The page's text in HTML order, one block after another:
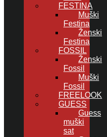
FESTINA
Muški
Festina
Ženski
Festina
FOSSIL
Ženski
Fossil
Muški
Fossil
FREELOOK
GUESS
Guess
muški
sat